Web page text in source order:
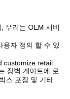
우리는 OEM 서비
용자 정의 할 수 있
customize retail
장벽 게이트에 로
스 포장 및 기타